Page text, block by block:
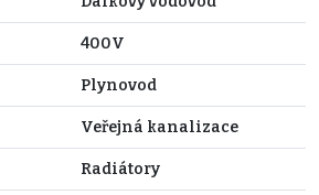
400V
Plynovod
Veřejná kanalizace
Radiátory